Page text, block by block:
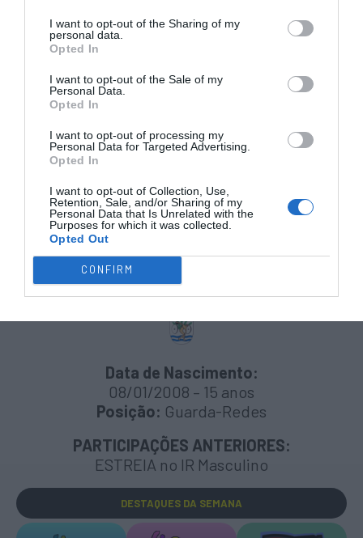
I want to opt-out of the Sharing of my
personal data.
Opted In
I want to opt-out of the Sale of my
Personal Data.
Opted In
I want to opt-out of processing my
Personal Data for Targeted Advertising.
Opted In
I want to opt-out of Collection, Use,
Retention, Sale, and/or Sharing of my
Personal Data that Is Unrelated with the
Purposes for which it was collected.
Opted Out
CONFIRM
#9 – Vasco Almeida
12/01/2008 – 15 anos
Posição:
PARTICIPAÇÕES ANTERIORES:
1 PARTICIPAÇÃOno IR Masculino:
– Paredes 2023 pela AP Porto
6º lugar / 5 jogos – 2 golos marcados
#10 – Bernardo Ferrás ®
AD Valongo
Data de Nascimento:
08/01/2008 – 15 anos
Posição: Guarda-Redes
PARTICIPAÇÕES ANTERIORES:
ESTREIA no IR Masculino
DESTAQUES DA SEMANA